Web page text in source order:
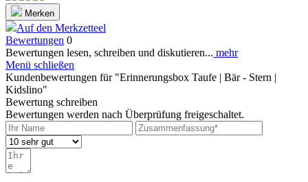
Merken
Auf den Merkzetteel
Bewertungen 0
Bewertungen lesen, schreiben und diskutieren... mehr
Menü schließen
Kundenbewertungen für "Erinnerungsbox Taufe | Bär - Stern |
Kidslino"
Bewertung schreiben
Bewertungen werden nach Überprüfung freigeschaltet.